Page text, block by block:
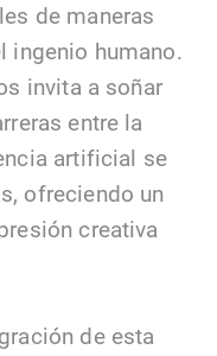
de maneras
ingenio humano.
invita a soñar
entre la
artificial se
ofreciendo un
creativa
de esta